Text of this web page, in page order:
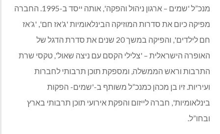
מנכ”ל 'שמים – ארגון ניהול והפקה', אותה ייסד ב-1995. החברה
מפיקה כיום את סדרות המוזיקה הבינלאומיות 'ג’אז חם', 'ג’אז
חם לילדים', והפיקה במשך 20 שנים את סדרת הדגל של
האופרה הישראלית – 'צלילי הקסם עם ניצה שאול', טקסי שרת
התרבות וראש הממשלה, ומספקת תוכן תרבותי לחברות
ועיריות. זיו בן מכהן כמנכ”ל משותף ב-'שמים- הפקות
בינלאומיות', חברה לייזום והפקת אירועי תוכן תרבותי בארץ
ובחו”ל.